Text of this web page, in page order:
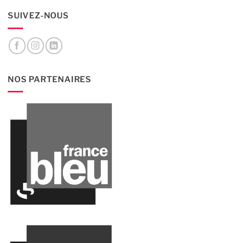
SUIVEZ-NOUS
NOS PARTENAIRES